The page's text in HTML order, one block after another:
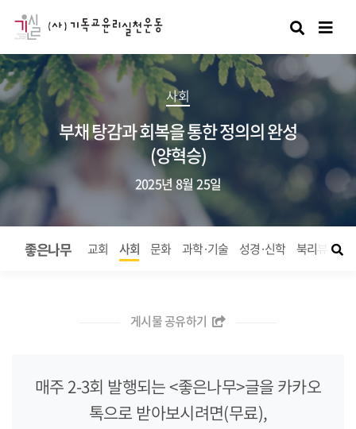
검색
사회
부채 탕감과 회복을 통한 정의의 완성
(양혁승)
2025년 8월 25일
좋은나무 교회 사회 문화 과학·기술 성경·신학 북리뷰 좋
게시물 공유하기
매주 2-3회 발행되는 <좋은나무>글을 카카오
톡으로 받아보시려면(무료),